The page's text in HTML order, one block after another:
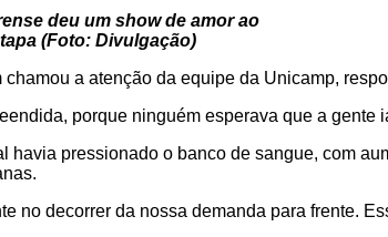
deu um show de amor ao
(Foto: Divulgação)
chamou a atenção da equipe da Unicamp,
porque ninguém esperava que a
havia pressionado o banco de sangue, com
no decorrer da nossa demanda para frente.